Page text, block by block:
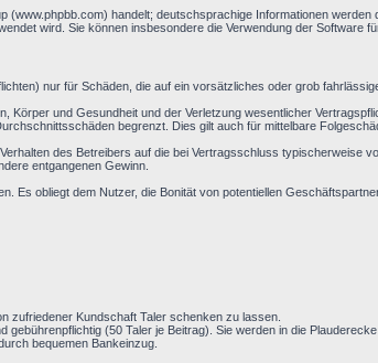
handelt; deutschsprachige Informationen werden
wird. Sie können insbesondere die Verwendung der Software
nur für Schäden, die auf ein vorsätzliches oder grob
Körper und Gesundheit und der Verletzung wesentlicher
begrenzt. Dies gilt auch für mittelbare
des Betreibers auf die bei Vertragsschluss typischerweise
entgangenen Gewinn.
Es obliegt dem Nutzer, die Bonität von potentiellen
zufriedener Kundschaft Taler schenken zu lassen.
(50 Taler je Beitrag). Sie werden in die
bequemen Bankeinzug.